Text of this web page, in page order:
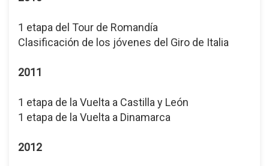
1 etapa del Tour de Romandía
Clasificación de los jóvenes del Giro de Italia
2011
1 etapa de la Vuelta a Castilla y León
1 etapa de la Vuelta a Dinamarca
2012